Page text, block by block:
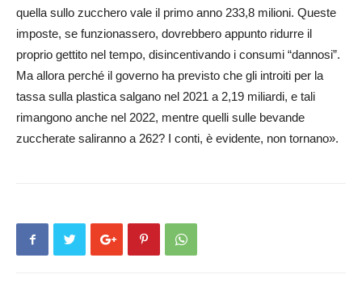
quella sullo zucchero vale il primo anno 233,8 milioni. Queste
imposte, se funzionassero, dovrebbero appunto ridurre il
proprio gettito nel tempo, disincentivando i consumi “dannosi”.
Ma allora perché il governo ha previsto che gli introiti per la
tassa sulla plastica salgano nel 2021 a 2,19 miliardi, e tali
rimangono anche nel 2022, mentre quelli sulle bevande
zuccherate saliranno a 262? I conti, è evidente, non tornano».